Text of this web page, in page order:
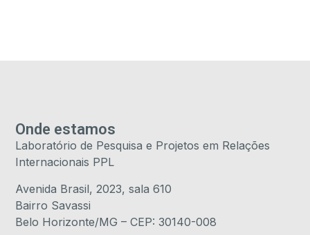
Onde estamos
Laboratório de Pesquisa e Projetos em Relações
Internacionais PPL
Avenida Brasil, 2023, sala 610
Bairro Savassi
Belo Horizonte/MG – CEP: 30140-008